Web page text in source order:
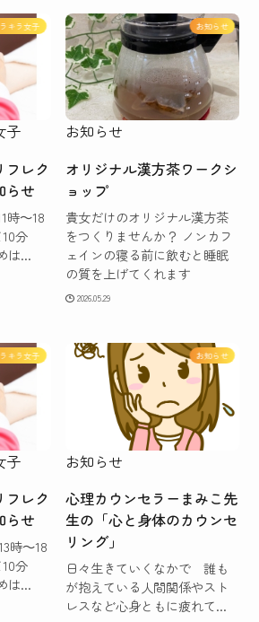
キラ女子
子
フレク
らせ
時～18
分
は...
お知らせ
お知らせ
オリジナル漢方茶ワークシ
ョップ
貴女だけのオリジナル漢方茶
をつくりませんか？ ノンカフ
ェインの寝る前に飲むと睡眠
の質を上げてくれます
2026.05.29
キラ女子
子
フレク
らせ
時～18
分
は...
お知らせ
お知らせ
心理カウンセラーまみこ先
生の「心と身体のカウンセ
リング」
日々生きていくなかで 誰も
が抱えている人間関係やスト
レスなど心身ともに疲れて...